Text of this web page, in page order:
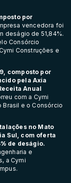
por
vencedora foi
deságio de 51,84%.
Consórcio
Construções e
composto por
pela Axia
Anual
com a Cymi
Brasil e o Consórcio
no Mato
Sul, com oferta
de deságio.
e
a Cymi